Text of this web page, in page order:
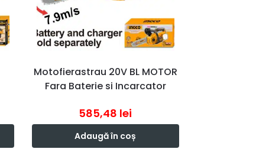
Motofierastrau 20V BL MOTOR
Fara Baterie si Incarcator
585,48 lei
Adaugă în coș